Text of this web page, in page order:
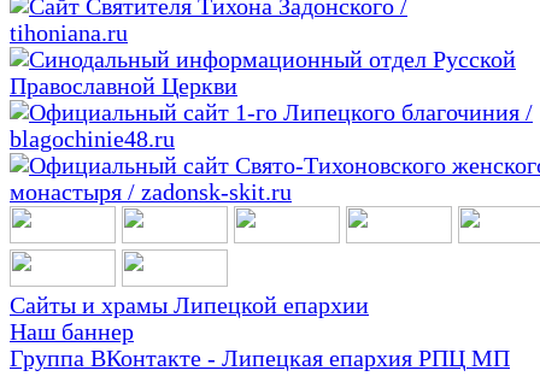
Сайты и храмы Липецкой епархии
Наш баннер
Группа ВКонтакте - Липецкая епархия РПЦ МП